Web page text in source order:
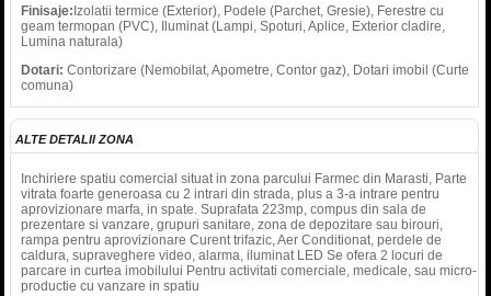
Finisaje: Izolatii termice (Exterior), Podele (Parchet, Gresie), Ferestre cu
geam termopan (PVC), Iluminat (Lampi, Spoturi, Aplice, Exterior cladire,
Lumina naturala)
Dotari: Contorizare (Nemobilat, Apometre, Contor gaz), Dotari imobil (Curte
comuna)
ALTE DETALII ZONA
Inchiriere spatiu comercial situat in zona parcului Farmec din Marasti, Parte
vitrata foarte generoasa cu 2 intrari din strada, plus a 3-a intrare pentru
aprovizionare marfa, in spate. Suprafata 223mp, compus din sala de
prezentare si vanzare, grupuri sanitare, zona de depozitare sau birouri,
rampa pentru aprovizionare Curent trifazic, Aer Conditionat, perdele de
caldura, supraveghere video, alarma, iluminat LED Se ofera 2 locuri de
parcare in curtea imobilului Pentru activitati comerciale, medicale, sau micro-
productie cu vanzare in spatiu